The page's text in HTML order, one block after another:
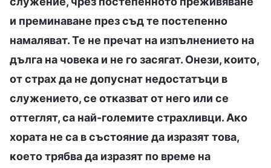
и преминаване през съд те постепенно
намаляват. Те не пречат на изпълнението на
дълга на човека и не го засягат. Онези, които,
от страх да не допуснат недостатъци в
служението, се отказват от него или се
оттеглят, са най-големите страхливци. Ако
хората не са в състояние да изразят това,
което трябва да изразят по време на